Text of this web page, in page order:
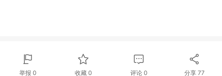
举报 0 收藏 0 评论 0 分享 77